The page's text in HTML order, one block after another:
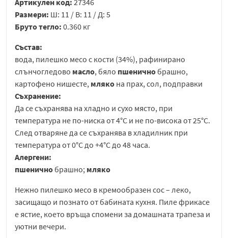
Артикулен код: 27346
Размери: Ш: 11 / В: 11 / Д: 5
Бруто тегло: 0.360 кг
Състав:
вода, пилешко месо с кости (34%), рафинирано
слънчогледово масло, бяло пшеничнобрашно,
картофено нишесте, мляко на прах, сол, подправки
Съхранение:
Да се съхранява на хладно и сухо място, при
температура не по-ниска от 4°C и не по-висока от 25°C.
След отваряне да се съхранява в хладилник при
температура от 0°C до +4°C до 48 часа.
Алергени:
пшеничнобрашно; мляко
Нежно пилешко месо в кремообразен сос – леко,
засищащо и познато от бабината кухня. Пиле фрикасе
е ястие, което връща спомени за домашната трапеза и
уютни вечери.